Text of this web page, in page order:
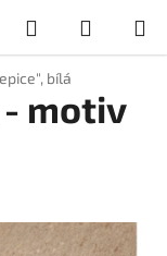
Hledat
KOŠÍK
bílá
- motiv